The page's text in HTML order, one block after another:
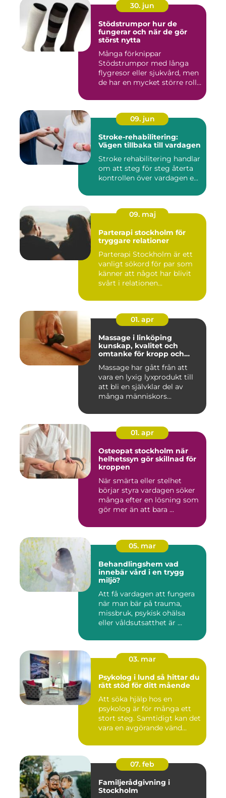
30. jun
Stödstrumpor hur de
fungerar och när de gör
störst nytta
Många förknippar
Stödstrumpor med långa
flygresor eller sjukvård, men
de har en mycket större roll
09. jun
Stroke-rehabilitering:
Vägen tillbaka till vardagen
Stroke rehabilitering handlar
om att steg för steg återta
kontrollen över vardagen e...
09. maj
Parterapi stockholm för
tryggare relationer
Parterapi Stockholm är ett
vanligt sökord för par som
känner att något har blivit
svårt i relationen...
01. apr
Massage i linköping
kunskap, kvalitet och
omtanke för kropp och
Massage har gått från att
vara en lyxig lyxprodukt till
att bli en självklar del av
många människors...
01. apr
Osteopat stockholm när
helhetssyn gör skillnad för
kroppen
När smärta eller stelhet
börjar styra vardagen söker
många efter en lösning som
gör mer än att bara ...
05. mar
Behandlingshem vad
innebär vård i en trygg
miljö?
Att få vardagen att fungera
när man bär på trauma,
missbruk, psykisk ohälsa
eller våldsutsatthet är ...
03. mar
Psykolog i lund så hittar du
rätt stöd för ditt mående
Att söka hjälp hos en
psykolog är för många ett
stort steg. Samtidigt kan det
vara en avgörande vänd...
07. feb
Familjerådgivning i
Stockholm